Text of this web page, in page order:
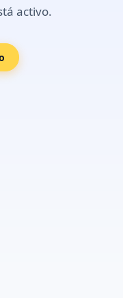
activo.